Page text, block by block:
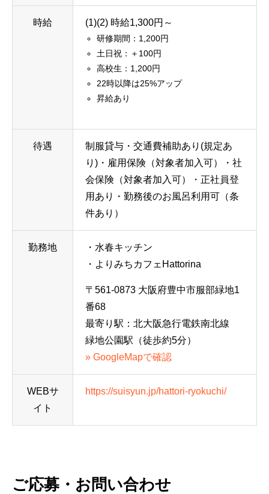
時給 (1)(2) 時給1,300円～
研修期間：1,200円
土日祝：＋100円
高校生：1,200円
22時以降は25%アップ
昇給あり
待遇
制服貸与・交通費補助あり(規定あ
り)・雇用保険（対象者加入可）・社
会保険（対象者加入可）・正社員登
用あり・勤務後のお風呂利用可（条
件あり）
勤務地
・水春キッチン
・よりみちカフェHattorina
〒561-0873 大阪府豊中市服部緑地1
番68
最寄り駅：北大阪急行電鉄南北線
緑地公園駅（徒歩約5分）
» GoogleMapで確認
WEBサ
イト
https://suisyun.jp/hattori-ryokuchi/
ご応募・お問い合わせ